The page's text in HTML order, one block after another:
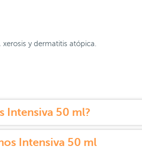
y dermatitis atópica.
Intensiva 50 ml?
Intensiva 50 ml